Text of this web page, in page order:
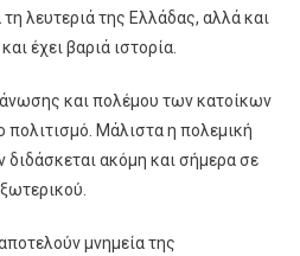
λευτεριά της Ελλάδας, αλλά και
έχει βαριά ιστορία.
και πολέμου των κατοίκων
πολιτισμό. Μάλιστα η πολεμική
ακόμη και σήμερα σε
μνημεία της